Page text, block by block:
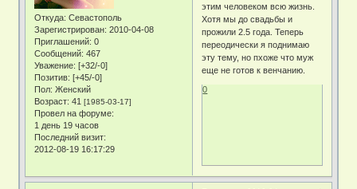
Откуда: Севастополь
Зарегистрирован: 2010-04-08
Приглашений: 0
Сообщений: 467
Уважение: [+32/-0]
Позитив: [+45/-0]
Пол: Женский
Возраст: 41[1985-03-17]
Провел на форуме:
1 день 19 часов
Последний визит:
2012-08-19 16:17:29
этим человеком всю жизнь.
Хотя мы до свадьбы и
прожили 2.5 года. Теперь
переодически я поднимаю
эту тему, но пхоже что муж
еще не готов к венчанию.
0